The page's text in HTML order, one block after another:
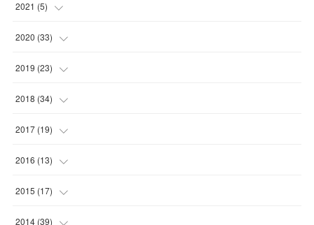
( )
(1
( )
2021 (5)
(1
(1
(2
(1
2020 (33)
(2
(1
(1
(3
2019 (23)
(3
(1
(1
(4
2018 (34)
(6
(1
(4
(1
2017 (19)
(4
(4
(1
2016 (13)
(1
(4
2015 (17)
(2
2014 (39)